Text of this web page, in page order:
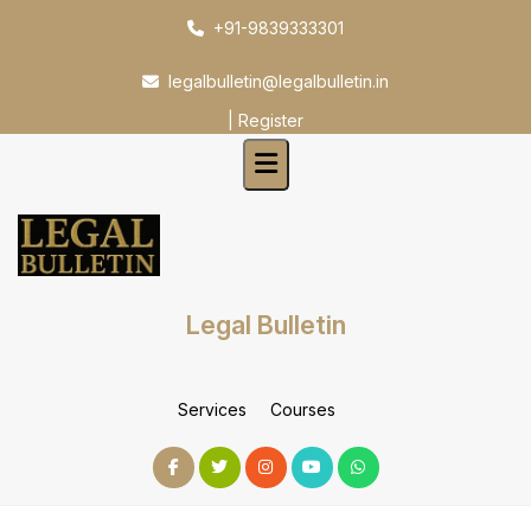
+91-9839333301
legalbulletin@legalbulletin.in
Register
Legal Bulletin
Services Courses